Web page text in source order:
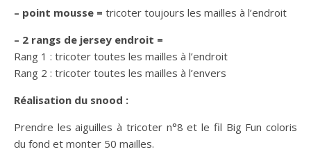
– point mousse = tricoter toujours les mailles à l’endroit
– 2 rangs de jersey endroit =
Rang 1 : tricoter toutes les mailles à l’endroit
Rang 2 : tricoter toutes les mailles à l’envers
Réalisation du snood :
Prendre les aiguilles à tricoter n°8 et le fil Big Fun coloris
du fond et monter 50 mailles.